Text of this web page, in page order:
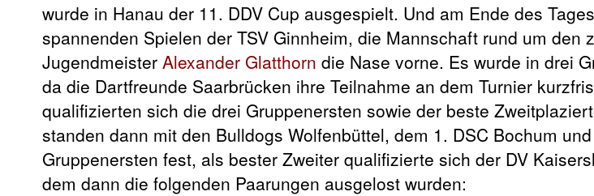
wurde in Hanau der 11. DDV Cup ausgespielt. Und am Ende des
spannenden Spielen der TSV Ginnheim, die Mannschaft rund um den
Jugendmeister Alexander Glatthorn die Nase vorne. Es wurde in drei
da die Dartfreunde Saarbrücken ihre Teilnahme an dem Turnier
qualifizierten sich die drei Gruppenersten sowie der beste
standen dann mit den Bulldogs Wolfenbüttel, dem 1. DSC Bochum
Gruppenersten fest, als bester Zweiter qualifizierte sich der DV
dem dann die folgenden Paarungen ausgelost wurden: